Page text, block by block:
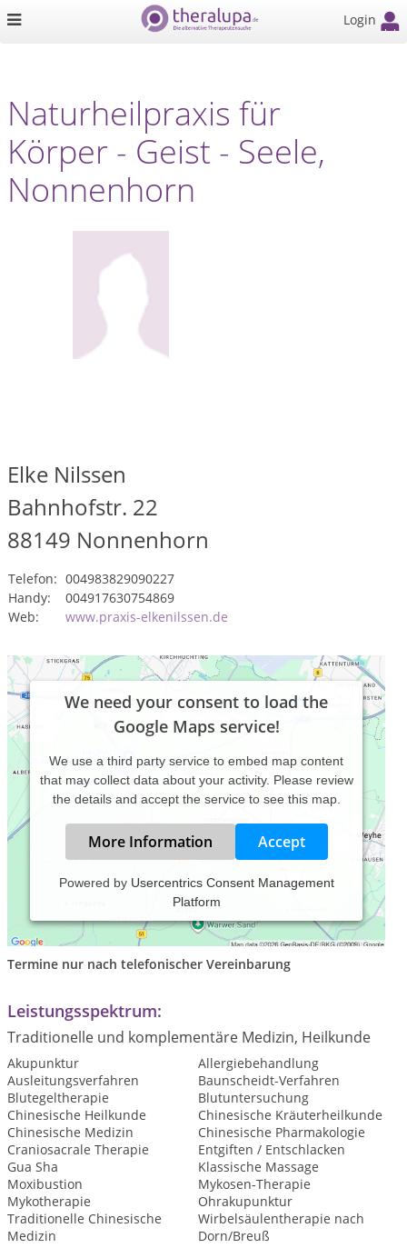
Login
Naturheilpraxis für
Körper - Geist - Seele,
Nonnenhorn
Elke Nilssen
Bahnhofstr. 22
88149 Nonnenhorn
Telefon: 004983829090227
Handy:
004917630754869
Web:
www.praxis-elkenilssen.de
We need your consent to load the
Google Maps service!
We use a third party service to embed map content
that may collect data about your activity. Please review
the details and accept the service to see this map.
More Information Accept
Powered by Usercentrics Consent Management
Platform
Samstag, 14:00 bis 19:30 Uhr
Termine nur nach telefonischer Vereinbarung
Leistungsspektrum:
Traditionelle und komplementäre Medizin, Heilkunde
Akupunktur
Allergiebehandlung
Ausleitungsverfahren
Baunscheidt-Verfahren
Blutegeltherapie
Blutuntersuchung
Chinesische Heilkunde
Chinesische Kräuterheilkunde
Chinesische Medizin
Chinesische Pharmakologie
Craniosacrale Therapie
Entgiften / Entschlacken
Gua Sha
Klassische Massage
Moxibustion
Mykosen-Therapie
Mykotherapie
Ohrakupunktur
Traditionelle Chinesische
Medizin
Wirbelsäulentherapie nach
Dorn/Breuß